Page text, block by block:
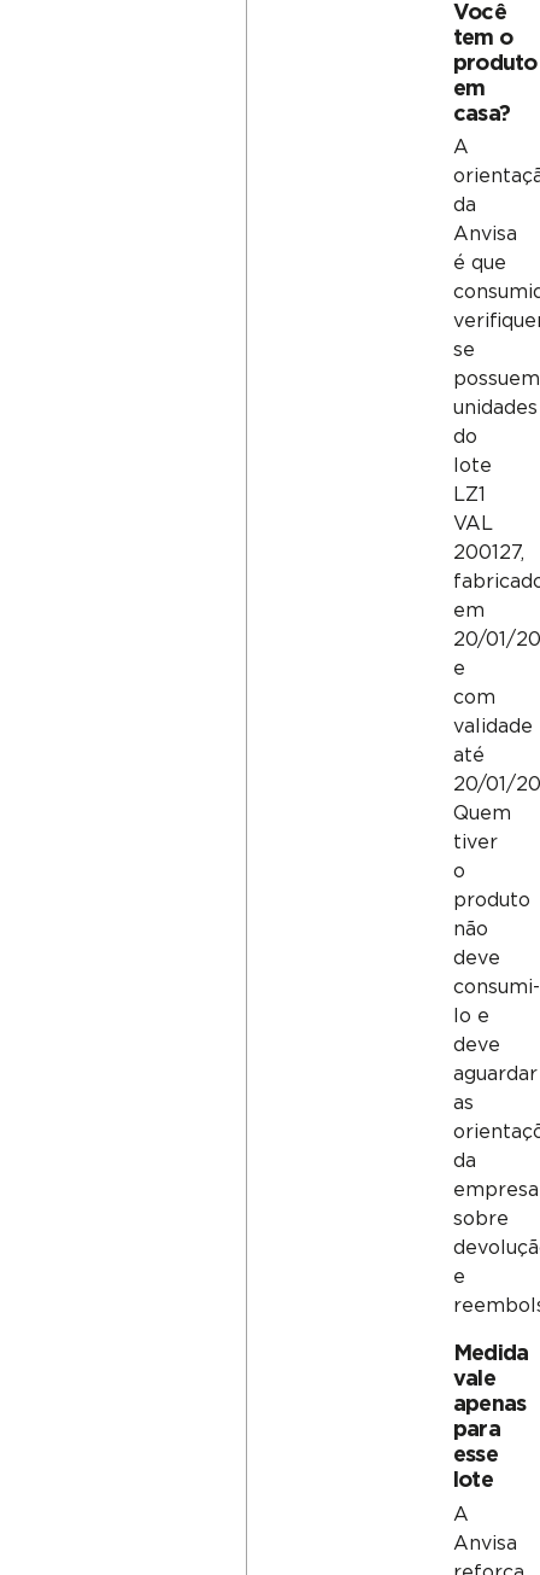
Você
tem o
produto
em
casa?
A
da
Anvisa
é que
se
possuem
unidades
do
lote
LZ1
VAL
200127,
em
20/01/
e
com
validade
até
20/01/
Quem
tiver
o
produto
não
deve
consumi-
lo e
deve
aguardar
as
da
empresa
sobre
e
Medida
vale
apenas
para
esse
lote
A
Anvisa